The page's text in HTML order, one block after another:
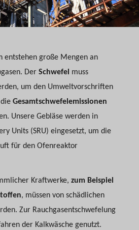
entstehen große Mengen an
Der Schwefel muss
um den Umweltvorschriften
Gesamtschwefelemissionen
Unsere Gebläse werden in
Units (SRU) eingesetzt, um die
für den Ofenreaktor
Kraftwerke, zum Beispiel
, müssen von schädlichen
Zur Rauchgasentschwefelung
der Kalkwäsche genutzt.